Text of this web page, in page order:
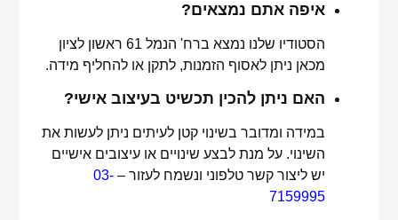
איפה אתם נמצאים?
הסטודיו שלנו נמצא ברח' הנמל 61 ראשון לציון
מכאן ניתן לאסוף הזמנות, לתקן או להחליף מידה.
האם ניתן להכין תכשיט בעיצוב אישי?
במידה ומדובר בשינוי קטן לעיתים ניתן לעשות את
השינוי. על מנת לבצע שינויים או עיצובים אישיים
יש ליצור קשר טלפוני ונשמח לעזור –03-
7159995